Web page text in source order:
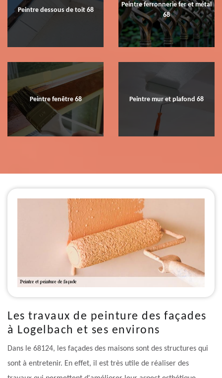
Peintre dessous de toit 68
Peintre ferronnerie fer et métal
68
Peintre fenêtre 68 Peintre mur et plafond 68
Les travaux de peinture des façades
à Logelbach et ses environs
Dans le 68124, les façades des maisons sont des structures qui
sont à entretenir. En effet, il est très utile de réaliser des